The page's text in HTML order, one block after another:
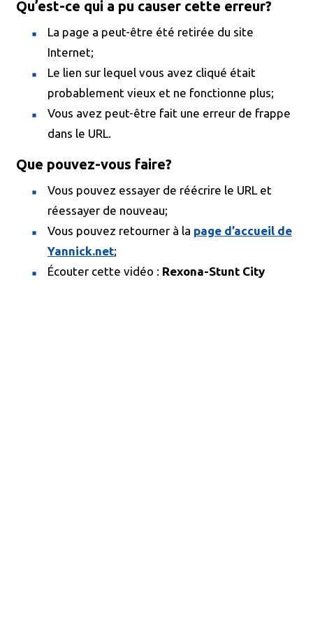
Qu’est-ce qui a pu causer cette erreur?
La page a peut-être été retirée du site
Internet;
Le lien sur lequel vous avez cliqué était
probablement vieux et ne fonctionne plus;
Vous avez peut-être fait une erreur de frappe
dans le URL.
Que pouvez-vous faire?
Vous pouvez essayer de réécrire le URL et
réessayer de nouveau;
Vous pouvez retourner à la page d’accueil de
Yannick.net;
Écouter cette vidéo : Rexona-Stunt City